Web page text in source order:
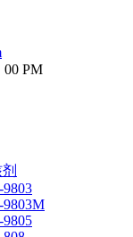
00 PM
9803M